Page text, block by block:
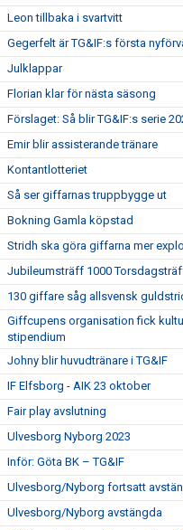
Leon tillbaka i svartvitt
Gegerfelt är TG&IF:s första
Julklappar
Florian klar för nästa säsong
Förslaget: Så blir TG&IF:s serie
Emir blir assisterande tränare
Kontantlotteriet
Så ser giffarnas truppbygge ut
Bokning Gamla köpstad
Stridh ska göra giffarna mer
Jubileumsträff 1000
130 giffare såg allsvensk
Giffcupens organisation fick
stipendium
Johny blir huvudtränare i TG&IF
IF Elfsborg - AIK 23 oktober
Fair play avslutning
Ulvesborg Nyborg 2023
Inför: Göta BK – TG&IF
Ulvesborg/Nyborg fortsatt
Ulvesborg/Nyborg avstängda